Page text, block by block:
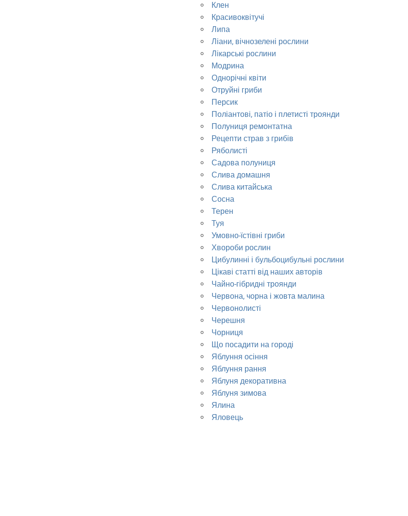
Клен
Красивоквітучі
Липа
Ліани, вічнозелені рослини
Лікарські рослини
Модрина
Однорічні квіти
Отруйні гриби
Персик
Поліантові, патіо і плетисті троянди
Полуниця ремонтатна
Рецепти страв з грибів
Ряболисті
Садова полуниця
Слива домашня
Слива китайська
Сосна
Терен
Туя
Умовно-їстівні гриби
Хвороби рослин
Цибулинні і бульбоцибульні рослини
Цікаві статті від наших авторів
Чайно-гібридні троянди
Червона, чорна і жовта малина
Червонолисті
Черешня
Чорниця
Що посадити на городі
Яблуння осіння
Яблуння рання
Яблуня декоративна
Яблуня зимова
Ялина
Яловець